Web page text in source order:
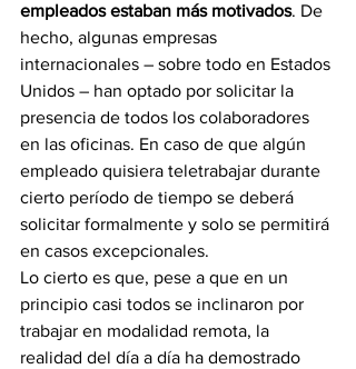
empleados estaban más motivados. De
hecho, algunas empresas
internacionales – sobre todo en Estados
Unidos – han optado por solicitar la
presencia de todos los colaboradores
en las oficinas. En caso de que algún
empleado quisiera teletrabajar durante
cierto período de tiempo se deberá
solicitar formalmente y solo se permitirá
en casos excepcionales.
Lo cierto es que, pese a que en un
principio casi todos se inclinaron por
trabajar en modalidad remota, la
realidad del día a día ha demostrado